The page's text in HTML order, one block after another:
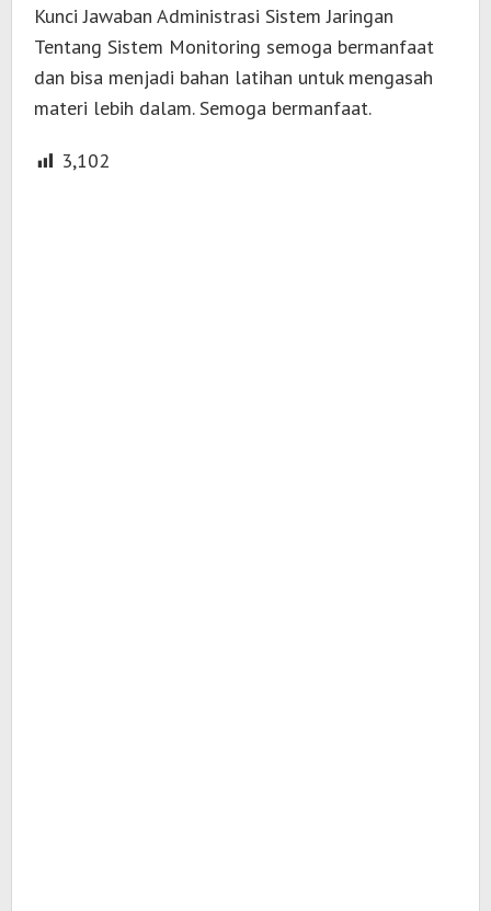
Kunci Jawaban Administrasi Sistem Jaringan
Tentang Sistem Monitoring semoga bermanfaat
dan bisa menjadi bahan latihan untuk mengasah
materi lebih dalam. Semoga bermanfaat.
3,102